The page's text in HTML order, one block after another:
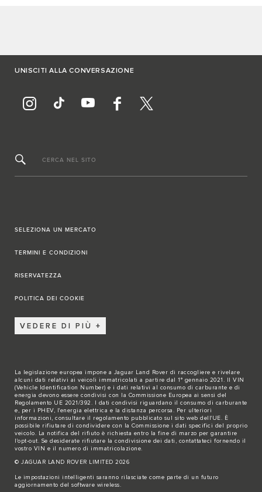
UNISCITI ALLA CONVERSAZIONE
CERCA NEL SITO
SELEZIONA UN MERCATO
TERMINI E CONDIZIONI
RISERVATEZZA
POLITICA DEI COOKIE
VEDERE DI PIÙ
La legislazione europea impone a Jaguar Land Rover di raccogliere e rivelare
alcuni dati relativi ai veicoli immatricolati a partire dal 1° gennaio 2021. Il VIN
(Vehicle Identification Number) e i dati relativi al consumo di carburante e di
energia devono essere condivisi con la Commissione Europea ai sensi del
Regolamento UE 2021/392. I dati condivisi riguardano il consumo di carburante
e, per i PHEV, l'energia elettrica e la distanza percorsa. Per ulteriori
informazioni, consultare il regolamento pubblicato sul sito web dell'UE. È
possibile rifiutare di condividere con la Commissione i dati specifici del proprio
veicolo. La notifica del rifiuto è richiesta entro la fine di marzo per garantire
l'opt-out. Se desiderate rifiutare la condivisione dei dati, contattateci fornendo il
vostro VIN e il numero di immatricolazione.
© JAGUAR LAND ROVER LIMITED 2026
Le impostazioni intelligenti saranno rilasciate come parte di un futuro
aggiornamento del software wireless.